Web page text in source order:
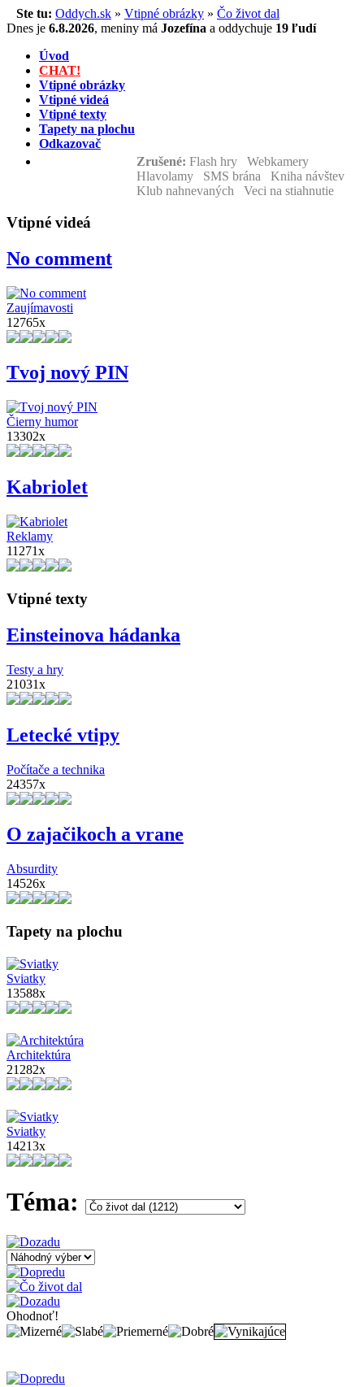
Ste tu: Oddych.sk » Vtipné obrázky » Čo život dal
Dnes je 6.8.2026, meniny má Jozefína a oddychuje 19 ľudí
Úvod
CHAT!
Vtipné obrázky
Vtipné videá
Vtipné texty
Tapety na plochu
Odkazovač
Zrušené: Flash hry Webkamery
Hlavolamy SMS brána Kniha návštev
Klub nahnevaných Veci na stiahnutie
Vtipné videá
No comment
Zaujímavosti
12765x
Tvoj nový PIN
Čierny humor
13302x
Kabriolet
Reklamy
11271x
Vtipné texty
Einsteinova hádanka
Testy a hry
21031x
Letecké vtipy
Počítače a technika
24357x
O zajačikoch a vrane
Absurdity
14526x
Tapety na plochu
Sviatky
13588x
Architektúra
21282x
Sviatky
14213x
Téma:
Ohodnoť!